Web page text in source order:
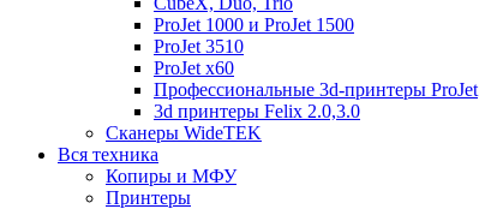
ProJet 1000 и ProJet 1500
ProJet 3510
ProJet x60
Профессиональные 3d-принтеры ProJet
3d принтеры Felix 2.0,3.0
Сканеры WideTEK
Вся техника
Копиры и МФУ
Принтеры